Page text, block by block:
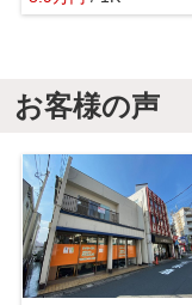
お客様の声